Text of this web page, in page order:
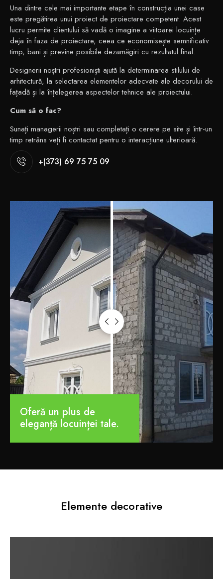
Una dintre cele mai importante etape în construcția unei case
este pregătirea unui proiect de proiectare competent. Acest
lucru permite clientului să vadă o imagine a viitoarei locuințe
deja în faza de proiectare, ceea ce economisește semnificativ
timp, bani și previne posibile dezamăgiri cu rezultatul final.
Designerii noștri profesioniști ajută la determinarea stilului de
arhitectură, la selectarea elementelor adecvate ale decorului de
fațadă și la înțelegerea aspectelor tehnice ale proiectului.
Cum să o fac?
Sunați managerii noștri sau completați o cerere pe site și într-un
timp retrâns veți fi contactat pentru o interacțiune ulterioară.
+(373) 69 75 75 09
Oferă un plus de
eleganță locuinței tale.
Elemente decorative